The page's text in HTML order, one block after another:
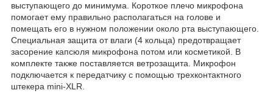
выступающего до минимума. Короткое плечо микрофона
помогает ему правильно располагаться на голове и
помещать его в нужном положении около рта выступающего.
Специальная защита от влаги (4 кольца) предотвращает
засорение капсюля микрофона потом или косметикой. В
комплекте также поставляется ветрозащита. Микрофон
подключается к передатчику с помощью трехконтактного
штекера mini-XLR.